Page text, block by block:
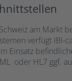
am Markt
verfügt IBI-
Einsatz
oder HL7 ggf.